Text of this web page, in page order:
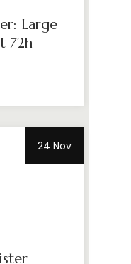
Large
72h
24 Nov